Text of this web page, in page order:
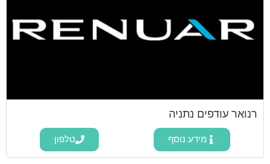
רנואר עודפים נתניה
מידע נוסף טלפון